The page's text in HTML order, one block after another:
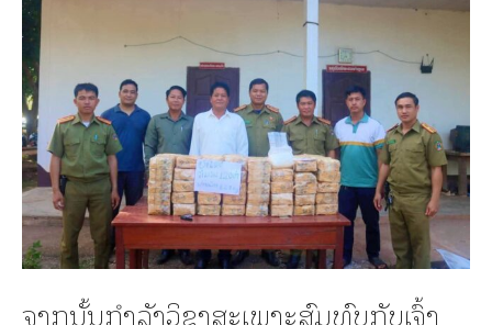
ຈາກນັ້ນກໍາລັງວິຊາສະເພາະສົມທົບກັບເຈົ້າ